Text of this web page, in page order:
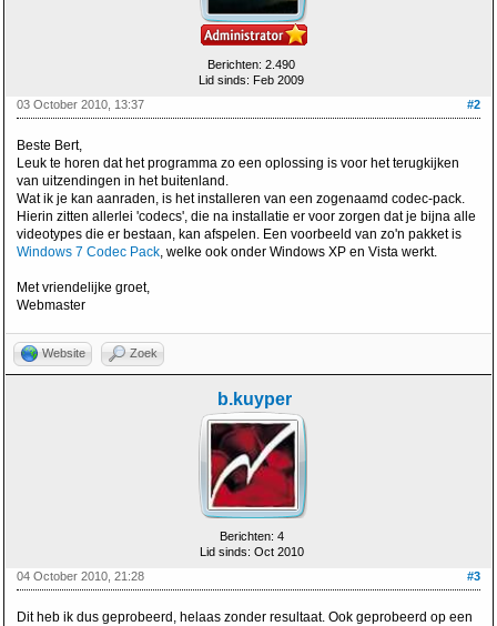
Berichten: 2.490
Lid sinds: Feb 2009
#2
03 October 2010, 13:37
Beste Bert,
Leuk te horen dat het programma zo een oplossing is voor het terugkijken
van uitzendingen in het buitenland.
Wat ik je kan aanraden, is het installeren van een zogenaamd codec-pack.
Hierin zitten allerlei 'codecs', die na installatie er voor zorgen dat je bijna alle
videotypes die er bestaan, kan afspelen. Een voorbeeld van zo'n pakket is
Windows 7 Codec Pack, welke ook onder Windows XP en Vista werkt.
Met vriendelijke groet,
Webmaster
Website Zoek
b.kuyper
Berichten: 4
Lid sinds: Oct 2010
#3
04 October 2010, 21:28
Dit heb ik dus geprobeerd, helaas zonder resultaat. Ook geprobeerd op een